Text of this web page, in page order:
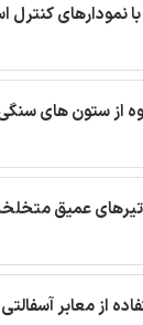
کنترل
از ستون های
تیرهای عمیق
از معابر